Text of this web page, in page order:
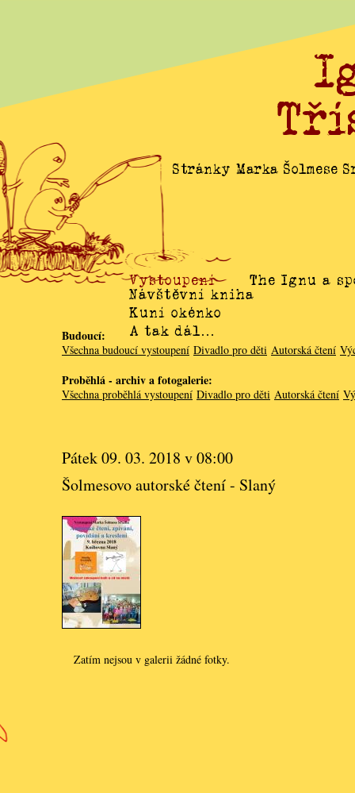
Stránky Marka
Vystoupení
The Ignu a
Návštěvní kniha
Kuní okénko
A tak dál…
Budoucí:
Všechna budoucí vystoupení Divadlo pro děti Autorská čtení
Proběhlá - archiv a fotogalerie:
Všechna proběhlá vystoupení Divadlo pro děti Autorská čtení
Pátek 09. 03. 2018 v 08:00
Šolmesovo autorské čtení - Slaný
Zatím nejsou v galerii žádné fotky.